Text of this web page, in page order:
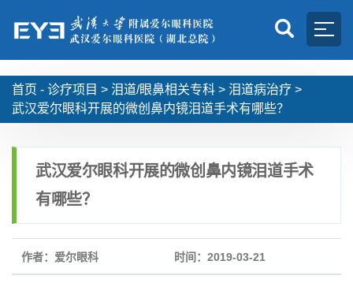
首页 - 诊疗项目 > 泪道/眼鼻相关专科 > 泪道病治疗 >
武汉爱尔眼科开展的微创鼻内镜泪道手术有哪些？
武汉爱尔眼科开展的微创鼻内镜泪道手术
有哪些？
作者：爱尔眼科 时间：2019-03-21